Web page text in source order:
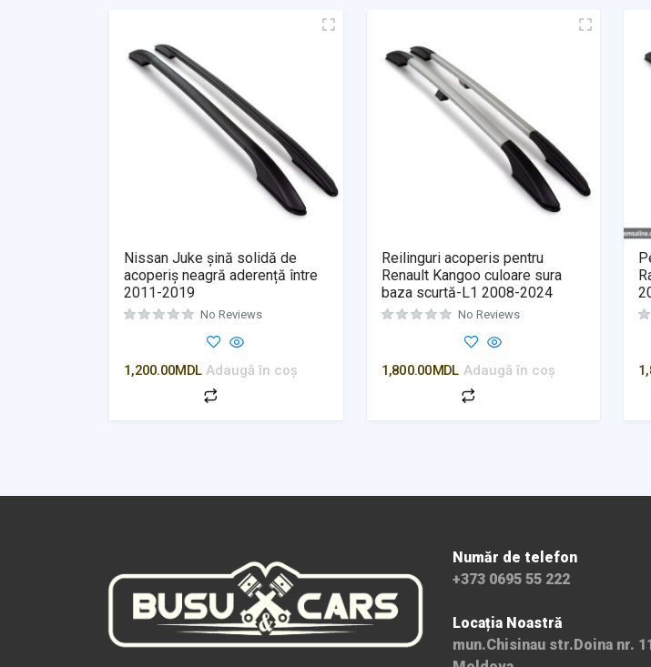
Nissan Juke șină solidă de
acoperiș neagră aderență între
2011-2019
No Reviews
1,200.00MDL Adaugă în coș
Reilinguri acoperis pentru
Renault Kangoo culoare sura
baza scurtă-L1 2008-2024
No Reviews
1,800.00MDL Adaugă în coș
Număr de telefon
+373 0695 55 222
Locația Noastră
mun.Chisinau str.Doina nr.